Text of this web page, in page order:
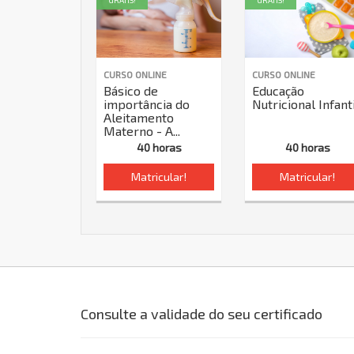
CURSO ONLINE
Básico de
importância do
Aleitamento
Materno - A...
40 horas
Matricular!
CURSO ONLINE
Educação
Nutricional
40 horas
Matricular!
Consulte a validade do seu certificado